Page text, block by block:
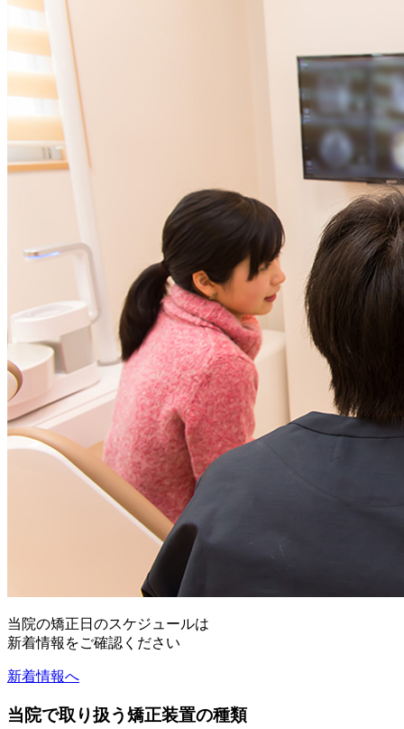
当院の矯正日のスケジュールは
新着情報をご確認ください
新着情報へ
当院で取り扱う矯正装置の種類